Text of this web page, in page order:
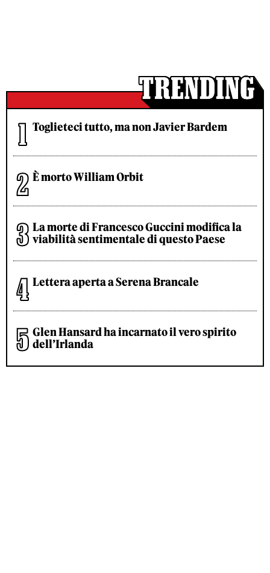
Toglieteci tutto, ma non Javier Bardem
È morto William Orbit
La morte di Francesco Guccini modifica la
viabilità sentimentale di questo Paese
Lettera aperta a Serena Brancale
Glen Hansard ha incarnato il vero spirito
dell’Irlanda